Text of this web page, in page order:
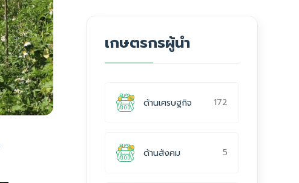
เกษตรกรผู้นำ
ด้านเศรษฐกิจ 172
ด้านสังคม 5